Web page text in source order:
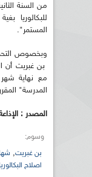
من السنة
للبكالوريا
المستمر".
بن غبريت أن
مع نهاية
المدرسة" المقرر ما بين الـ
المصدر :
وسوم:
بن غبريت,
اصلاح